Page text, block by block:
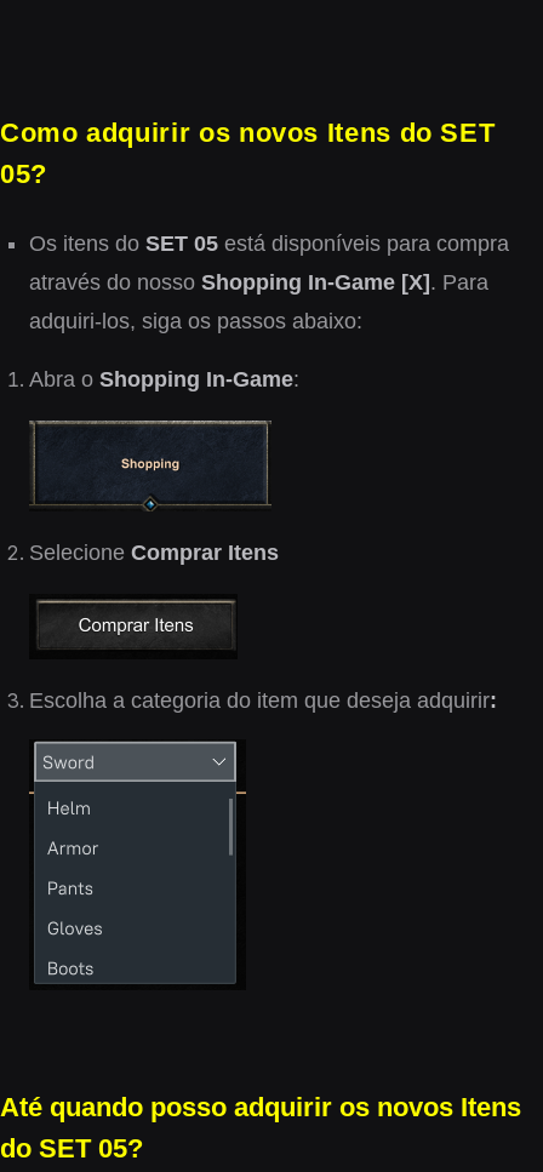
Como adquirir os novos Itens do SET
05?
Os itens do SET 05 está disponíveis para compra
através do nosso Shopping In-Game [X] . Para
adquiri-los, siga os passos abaixo:
Abra o Shopping In-Game:
Selecione Comprar Itens
Escolha a categoria do item que deseja adquirir:
Até quando posso adquirir os novos Itens
do SET 05?